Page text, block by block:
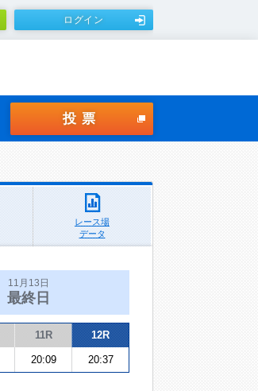
ログイン
投票
レース場
データ
11月13日
最終日
11R 12R
20:09 20:37